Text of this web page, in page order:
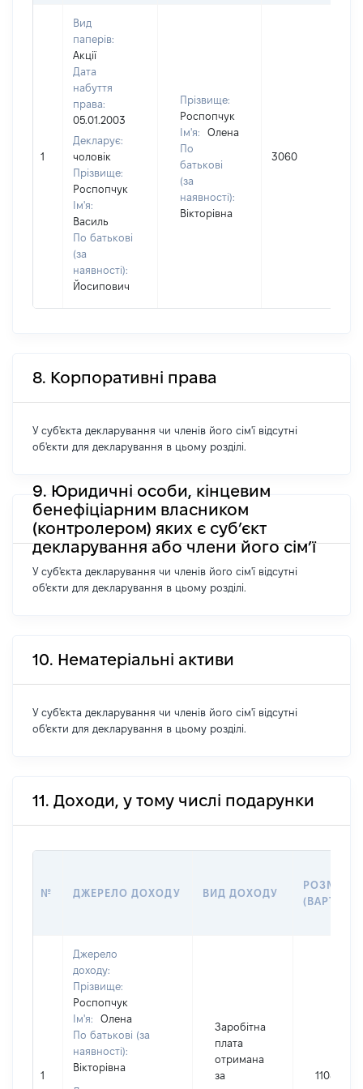
1
Вид
паперів:
Акції
Дата
набуття
права:
05.01.2003
Декларує:
чоловік
Прізвище:
Роспопчук
Ім'я:
Василь
По батькові
(за
наявності):
Йосипович
Прізвище:
Роспопчук
Ім'я:
Олена
По
батькові
(за
наявності):
Вікторівна
3060
8. Корпоративні права
У суб'єкта декларування чи членів його сім'ї відсутні
об'єкти для декларування в цьому розділі.
9. Юридичні особи, кінцевим
бенефіціарним власником
(контролером) яких є суб’єкт
декларування або члени його сім’ї
У суб'єкта декларування чи членів його сім'ї відсутні
об'єкти для декларування в цьому розділі.
10. Нематеріальні активи
У суб'єкта декларування чи членів його сім'ї відсутні
об'єкти для декларування в цьому розділі.
11. Доходи, у тому числі подарунки
№ ДЖЕРЕЛО ДОХОДУ ВИД ДОХОДУ
РОЗМІР
1
Джерело
доходу:
Прізвище:
Роспопчук
Ім'я:
Олена
По батькові (за
наявності):
Вікторівна
Заробітна
плата
отримана
за
110847